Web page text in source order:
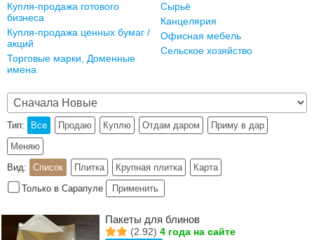
Купля-продажа готового
бизнеса
Купля-продажа ценных бумаг /
акций
Торговые марки, Доменные
имена
Сырьё
Канцелярия
Офисная мебель
Сельское хозяйство
Тип: Все Продаю Куплю Отдам даром
Приму в дар
Меняю
Вид:
Список Плитка Крупная плитка
Карта
Только в Сарапуле
Применить
Пакеты для блинов
(2.92) 4 года на сайте